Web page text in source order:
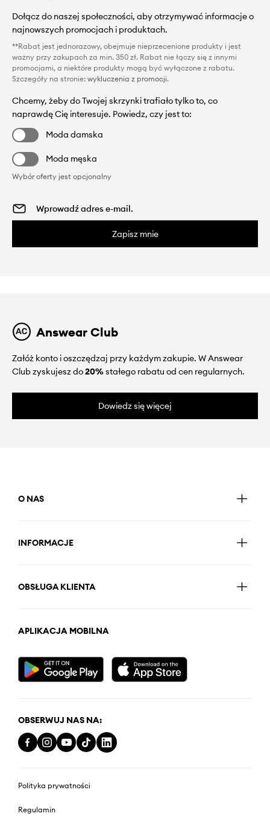
Dołącz do naszej społeczności, aby otrzymywać informacje o
najnowszych promocjach i produktach.
**Rabat jest jednorazowy, obejmuje nieprzecenione produkty i jest
ważny przy zakupach za min. 350 zł. Rabat nie łączy się z innymi
promocjami, a niektóre produkty mogą być wyłączone z rabatu.
Szczegóły na stronie: wykluczenia z promocji.
Chcemy, żeby do Twojej skrzynki trafiało tylko to, co
naprawdę Cię interesuje. Powiedz, czy jest to:
Moda damska
Moda męska
Wybór oferty jest opcjonalny
Zapisz mnie
Answear Club
Załóż konto i oszczędzaj przy każdym zakupie. W Answear
Club zyskujesz do20%stałego rabatu od cen regularnych.
Dowiedz się więcej
O NAS
INFORMACJE
OBSŁUGA KLIENTA
APLIKACJA MOBILNA
OBSERWUJ NAS NA:
Polityka prywatności
Regulamin